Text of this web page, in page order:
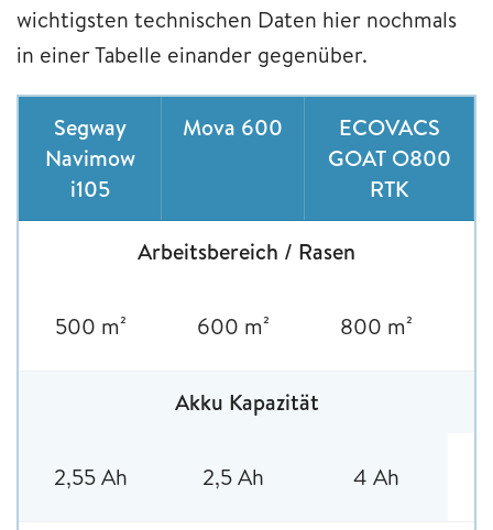
wichtigsten technischen Daten hier nochmals
in einer Tabelle einander gegenüber.
Segway
Navimow
i105
Mova 600
ECOVACS
GOAT O800
RTK
Arbeitsbereich / Rasen
500 m² 600 m² 800 m²
Akku Kapazität
2,55 Ah 2,5 Ah 4 Ah